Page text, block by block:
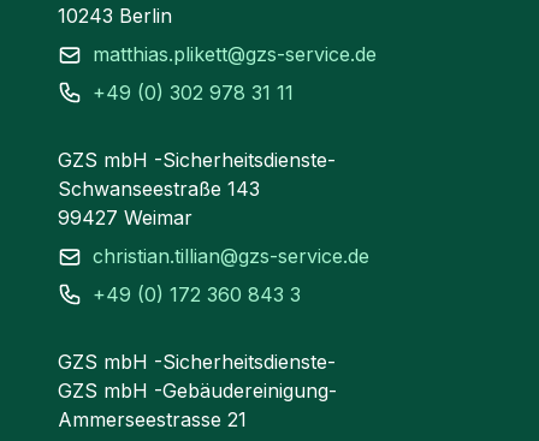
10243 Berlin
matthias.plikett@gzs-service.de
+49 (0) 302 978 31 11
GZS mbH -Sicherheitsdienste-
Schwanseestraße 143
99427 Weimar
christian.tillian@gzs-service.de
+49 (0) 172 360 843 3
GZS mbH -Sicherheitsdienste-
GZS mbH -Gebäudereinigung-
Ammerseestrasse 21